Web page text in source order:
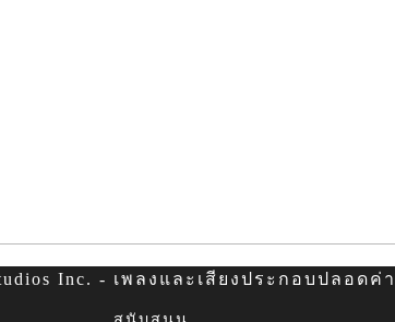
Inc. - เพลงและเสียงประกอบปลอด